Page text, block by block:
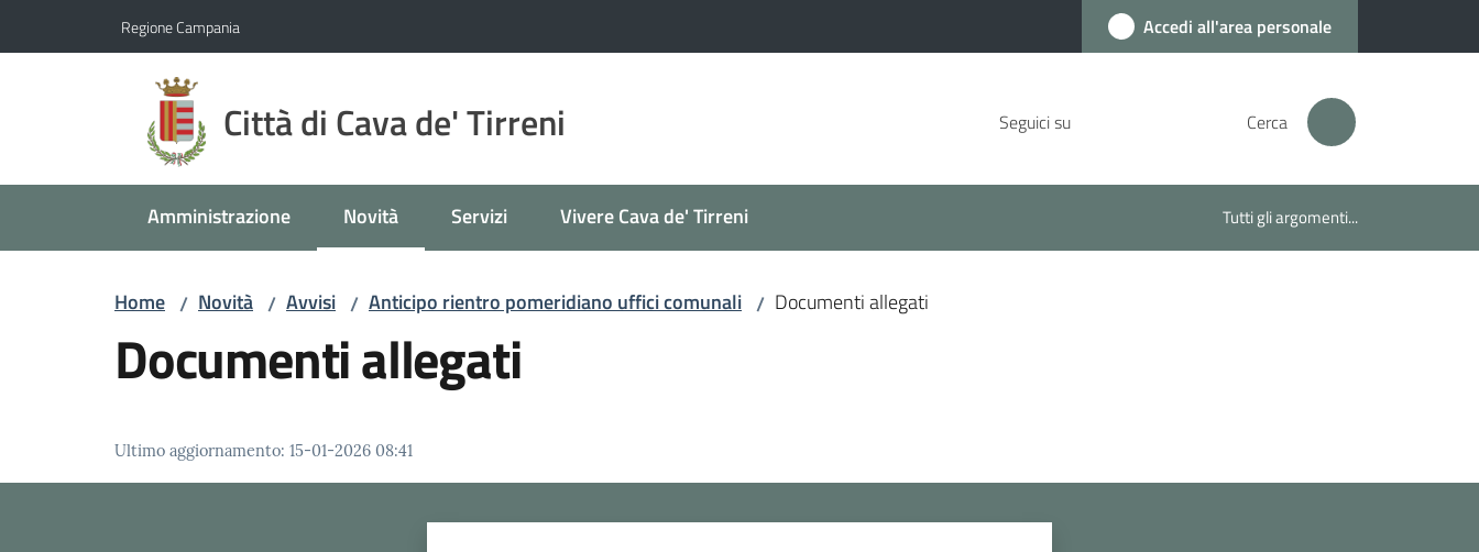
Regione Campania Accedi all'area personale
Città di Cava de' Tirreni Seguici su Cerca
Amministrazione Novità
Menu selezionato
Servizi Vivere Cava de' Tirreni Tutti gli argomenti...
Home / Novità / Avvisi / Anticipo rientro pomeridiano uffici comunali / Documenti allegati
Documenti allegati
Ultimo aggiornamento: 15-01-2026 08:41